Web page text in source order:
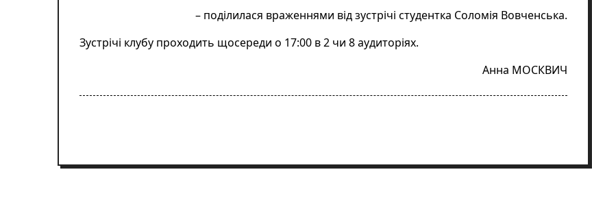
– поділилася враженнями від зустрічі студентка Соломія Вовченська.
Зустрічі клубу проходить щосереди о 17:00 в 2 чи 8 аудиторіях.
Анна МОСКВИЧ